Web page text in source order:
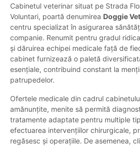
Cabinetul veterinar situat pe Strada
Voluntari, poartă denumirea Doggie Vet
centru specializat în asigurarea
companie. Renumit pentru gradul
și dăruirea echipei medicale față de
cabinet furnizează o paletă
esențiale, contribuind constant la
patrupedelor.
Ofertele medicale din cadrul
amănunțite, menite să permită
tratamente adaptate pentru multiple
efectuarea intervențiilor chirurgicale,
regăsesc și operațiile. De asemenea,